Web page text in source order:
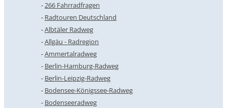
266 Fahrradfragen
Radtouren Deutschland
Albtäler Radweg
Allgäu - Radregion
Ammertalradweg
Berlin-Hamburg-Radweg
Berlin-Leipzig-Radweg
Bodensee-Königssee-Radweg
Bodenseeradweg